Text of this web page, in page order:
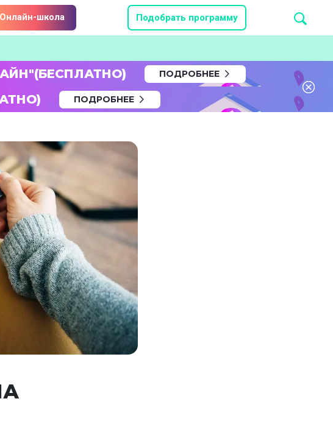
Онлайн-школа Подобрать программу
ПОДРОБНЕЕ
ПОДРОБНЕЕ